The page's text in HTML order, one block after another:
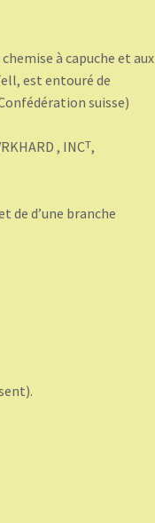
à capuche et aux
est entouré de
suisse)
, INCᵀ,
de d’une branche